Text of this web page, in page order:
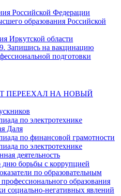
ПЕРЕЕХАЛ НА НОВЫЙ
по электротехнике
Даля
по финансовой грамотности
по электротехнике
деятельность
борьбы с коррупцией
по образовательным
образования
социально-негативных явлений